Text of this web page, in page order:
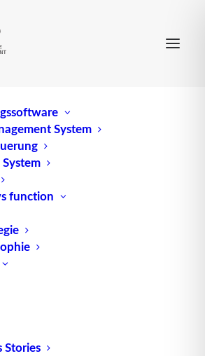
System
function
Stories
für
bei Kreditkartenzahlung (z. B.
Fraunhofer IML